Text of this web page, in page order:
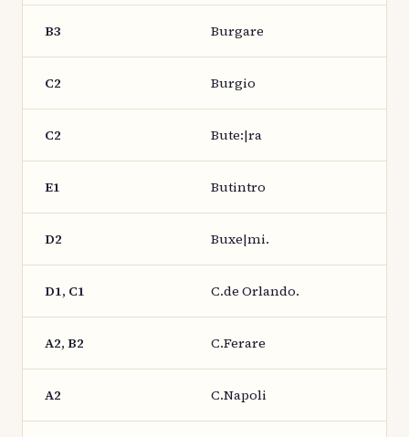
B3 Burgare
C2 Burgio
C2 Bute:|ra
E1 Butintro
D2 Buxe|mi.
D1, C1 C.de Orlando.
A2, B2 C.Ferare
A2 C.Napoli